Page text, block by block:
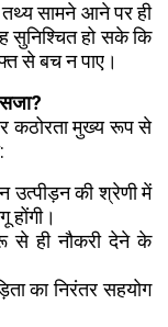
तथ्य सामने आने पर ही
सुनिश्चित हो सके कि
से बच न पाए।
सजा?
कठोरता मुख्य रूप से
उत्पीड़न की श्रेणी में
होंगी।
से ही नौकरी देने के
का निरंतर सहयोग